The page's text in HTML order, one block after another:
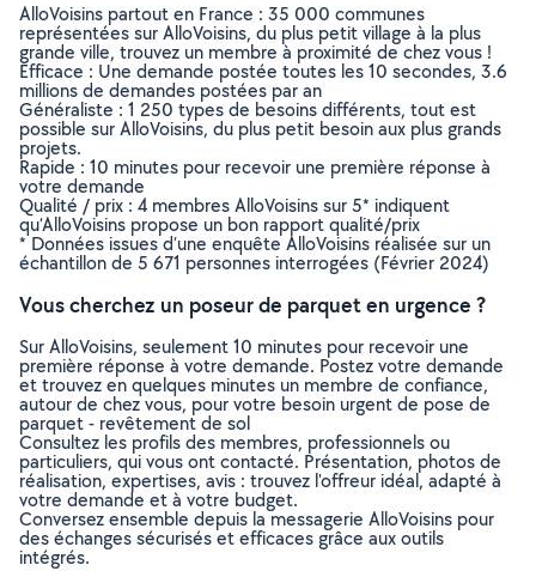
AlloVoisins partout en France : 35 000 communes
représentées sur AlloVoisins, du plus petit village à la plus
grande ville, trouvez un membre à proximité de chez vous !
Efficace : Une demande postée toutes les 10 secondes, 3.6
millions de demandes postées par an
Généraliste : 1 250 types de besoins différents, tout est
possible sur AlloVoisins, du plus petit besoin aux plus grands
projets.
Rapide : 10 minutes pour recevoir une première réponse à
votre demande
Qualité / prix : 4 membres AlloVoisins sur 5* indiquent
qu’AlloVoisins propose un bon rapport qualité/prix
* Données issues d’une enquête AlloVoisins réalisée sur un
échantillon de 5 671 personnes interrogées (Février 2024)
Vous cherchez un poseur de parquet en urgence ?
Sur AlloVoisins, seulement 10 minutes pour recevoir une
première réponse à votre demande. Postez votre demande
et trouvez en quelques minutes un membre de confiance,
autour de chez vous, pour votre besoin urgent de pose de
parquet - revêtement de sol
Consultez les profils des membres, professionnels ou
particuliers, qui vous ont contacté. Présentation, photos de
réalisation, expertises, avis : trouvez l'offreur idéal, adapté à
votre demande et à votre budget.
Conversez ensemble depuis la messagerie AlloVoisins pour
des échanges sécurisés et efficaces grâce aux outils
intégrés.